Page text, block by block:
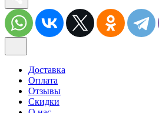
Доставка
Оплата
Отзывы
Скидки